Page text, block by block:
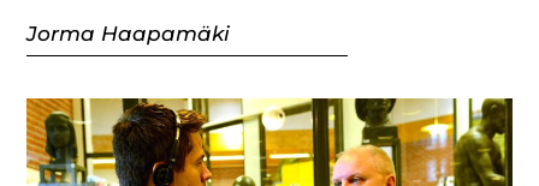
Jorma Haapamäki